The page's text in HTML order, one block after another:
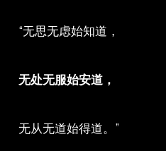
“无思无虑始知道，
无处无服始安道，
无从无道始得道。”